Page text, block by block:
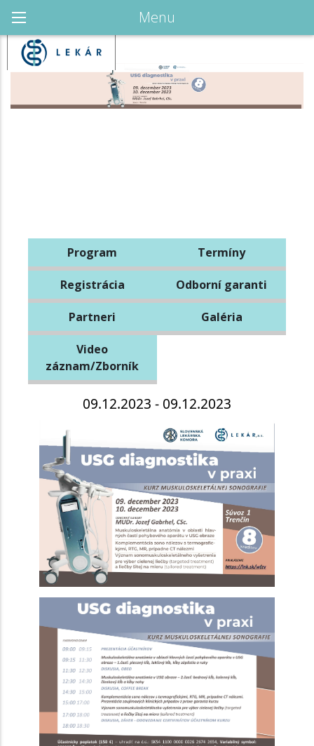
Menu
Program Termíny
Registrácia Odborní garanti
Partneri Galéria
Video
záznam/Zborník
09.12.2023 - 09.12.2023